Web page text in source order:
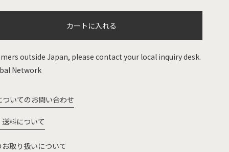
カートに入れる
outside Japan, please contact your local inquiry desk.
Network
ついてのお問い合わせ
料について
お取り扱いについて